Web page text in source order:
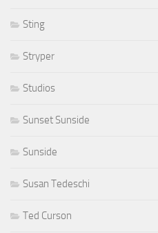
Sting
Stryper
Studios
Sunset Sunside
Sunside
Susan Tedeschi
Ted Curson